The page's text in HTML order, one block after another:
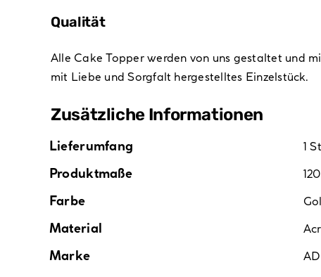
Qualität
Alle Cake Topper werden von uns gestaltet und
mit Liebe und Sorgfalt hergestelltes Einzelstück.
Zusätzliche Informationen
Lieferumfang 1
Produktmaße
Farbe
Material
Marke